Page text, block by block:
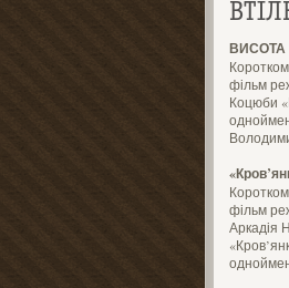
ВИСОТА
фільм
Коцюби
фільм
Аркадія